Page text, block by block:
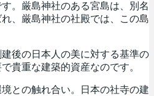
。厳島神社のある宮島は、別名
、厳島神社の社殿では、この島
後の日本人の美に対する基準の
貴重な建築的資産なのです。
との触れ合い。日本の社寺の建